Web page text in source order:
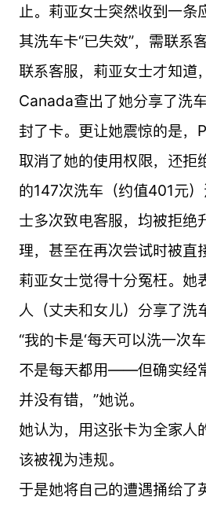
止。莉亚女士突然收到一条
其洗车卡“已失效”，需联系
联系客服，莉亚女士才知道
Canada查出了她分享了洗
封了卡。更让她震惊的是
取消了她的使用权限，还拒
的147次洗车（约值401元
士多次致电客服，均被拒绝
理，甚至在再次尝试时被直
莉亚女士觉得十分冤枉。她
人（丈夫和女儿）分享了洗
“我的卡是‘每天可以洗一次
不是每天都用——但确实经
并没有错，”她说。
她认为，用这张卡为全家人
该被视为违规。
于是她将自己的遭遇捅给了